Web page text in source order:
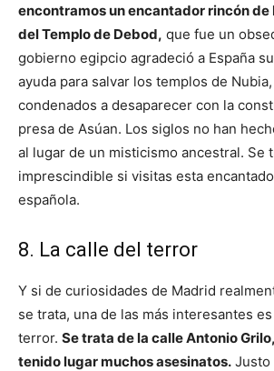
encontramos un encantador rincón de
del Templo de Debod, que fue un
gobierno egipcio agradeció a España
ayuda para salvar los templos de
condenados a desaparecer con la
presa de Asúan. Los siglos no han
al lugar de un misticismo ancestral. Se
imprescindible si visitas esta
española.
8. La calle del terror
Y si de curiosidades de Madrid
se trata, una de las más interesantes
terror. Se trata de la calle Antonio
tenido lugar muchos asesinatos. Justo